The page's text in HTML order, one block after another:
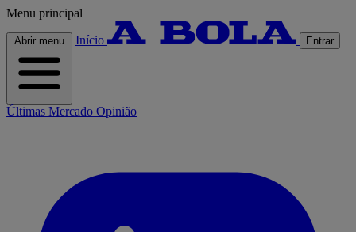
Menu principal
Abrir menu Início Entrar
Últimas Mercado Opinião